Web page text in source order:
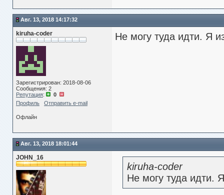
Авг. 13, 2018 14:17:32
kiruha-coder
Зарегистрирован: 2018-08-06
Сообщения: 2
Репутация:
0
Профиль
Отправить e-mail
Не могу туда идти. Я
Офлайн
Авг. 13, 2018 18:01:44
JOHN_16
kiruha-coder
Не могу туда идти.